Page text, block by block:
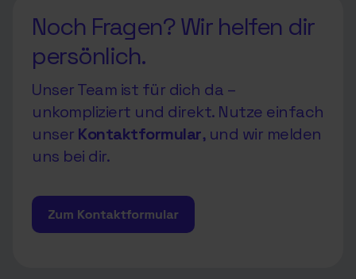
Noch Fragen? Wir helfen dir
persönlich.
Unser Team ist für dich da –
unkompliziert und direkt. Nutze einfach
unser Kontaktformular, und wir melden
uns bei dir.